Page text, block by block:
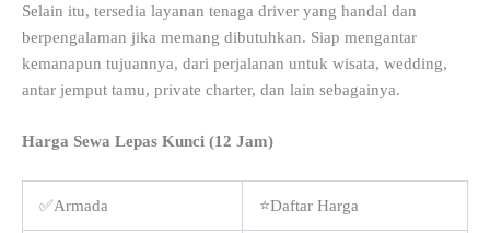
Selain itu, tersedia layanan tenaga driver yang handal dan
berpengalaman jika memang dibutuhkan. Siap mengantar
kemanapun tujuannya, dari perjalanan untuk wisata, wedding,
antar jemput tamu, private charter, dan lain sebagainya.
Harga Sewa Lepas Kunci (12 Jam)
✅Armada ⭐Daftar Harga